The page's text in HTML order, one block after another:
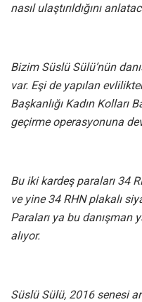
nasıl ulaştırıldığını
Bizim Süslü Sülü’nün
var. Eşi de yapılan
Başkanlığı Kadın Kolları
geçirme operasyonuna
Bu iki kardeş paraları 34
ve yine 34 RHN plakalı
Paraları ya bu danışman
alıyor.
Süslü Sülü, 2016 senesi